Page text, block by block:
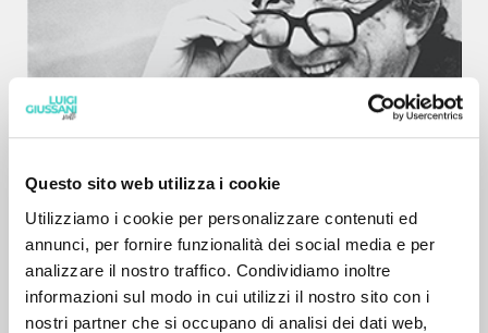
Questo sito web utilizza i cookie
Utilizziamo i cookie per personalizzare contenuti ed
annunci, per fornire funzionalità dei social media e per
analizzare il nostro traffico. Condividiamo inoltre
informazioni sul modo in cui utilizzi il nostro sito con i
nostri partner che si occupano di analisi dei dati web,